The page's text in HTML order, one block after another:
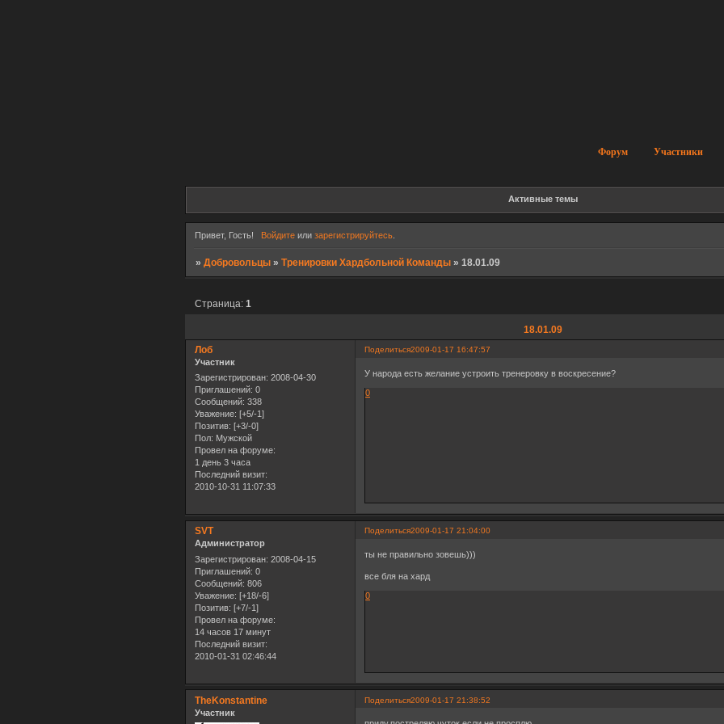
Форум Участники
Активные темы
Привет, Гость! Войдитеили зарегистрируйтесь.
»Добровольцы »Тренировки Хардбольной Команды »18.01.09
18.01.09
Страница:1
Поделиться2009-01-17 16:47:57
Лоб
Участник
Зарегистрирован: 2008-04-30
Приглашений: 0
Сообщений: 338
Уважение: [+5/-1]
Позитив: [+3/-0]
Пол: Мужской
Провел на форуме:
1 день 3 часа
Последний визит:
2010-10-31 11:07:33
У народа есть желание устроить тренеровку в воскресение?
0
Поделиться2009-01-17 21:04:00
SVT
Администратор
Зарегистрирован: 2008-04-15
Приглашений: 0
Сообщений: 806
Уважение: [+18/-6]
Позитив: [+7/-1]
Провел на форуме:
14 часов 17 минут
Последний визит:
2010-01-31 02:46:44
ты не правильно зовешь)))
все бля на хард
0
Поделиться2009-01-17 21:38:52
TheKonstantine
Участник